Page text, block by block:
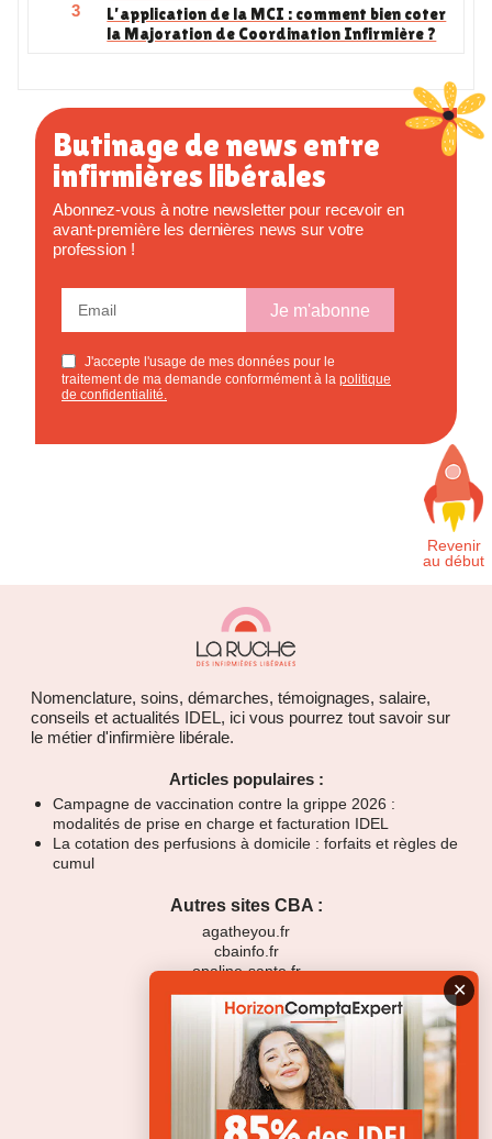
✕
3
L’application de la MCI : comment bien coter
la Majoration de Coordination Infirmière ?
Butinage de news entre
infirmières libérales
Abonnez-vous à notre newsletter pour recevoir en
avant-première les dernières news sur votre
profession !
Nomenclature, soins, démarches, témoignages, salaire,
conseils et actualités IDEL, ici vous pourrez tout savoir sur
le métier d'infirmière libérale.
Articles populaires :
Campagne de vaccination contre la grippe 2026 :
modalités de prise en charge et facturation IDEL
La cotation des perfusions à domicile : forfaits et règles de
cumul
Autres sites CBA :
agatheyou.fr
cbainfo.fr
opaline-sante.fr
horizon-liberal.fr
Politique de confidentialité
Mentions légales
Cookies en détail
Qui sommes-nous ?
Initiatives solidaires